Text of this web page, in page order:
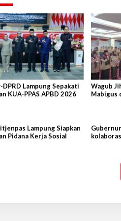
DPRD Lampung Sepakati
KUA-PPAS APBD 2026
Wagub
Mabigus
Lampung Siapkan
Pidana Kerja Sosial